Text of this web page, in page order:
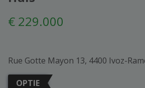
€ 229.000
Rue Gotte Mayon 13, 4400 Ivoz-
OPTIE